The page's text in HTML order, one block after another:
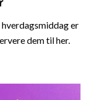
er
dem til her.